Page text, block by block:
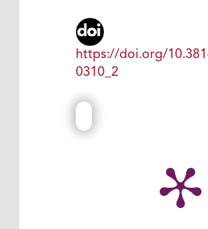
https://doi.org/
0310_2